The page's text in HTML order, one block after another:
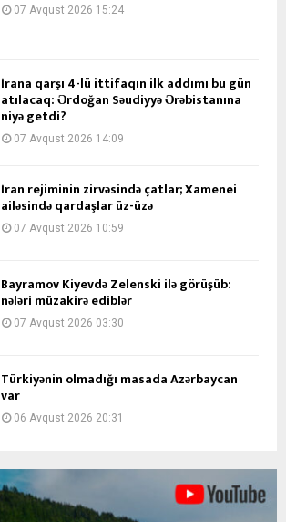
07 Avqust 2026 15:24
İrana qarşı 4-lü ittifaqın ilk addımı bu gün
atılacaq: Ərdoğan Səudiyyə Ərəbistanına
niyə getdi?
07 Avqust 2026 14:09
İran rejiminin zirvəsində çatlar; Xamenei
ailəsində qardaşlar üz-üzə
07 Avqust 2026 10:59
Bayramov Kiyevdə Zelenski ilə görüşüb:
nələri müzakirə ediblər
07 Avqust 2026 03:30
Türkiyənin olmadığı masada Azərbaycan
var
06 Avqust 2026 20:31